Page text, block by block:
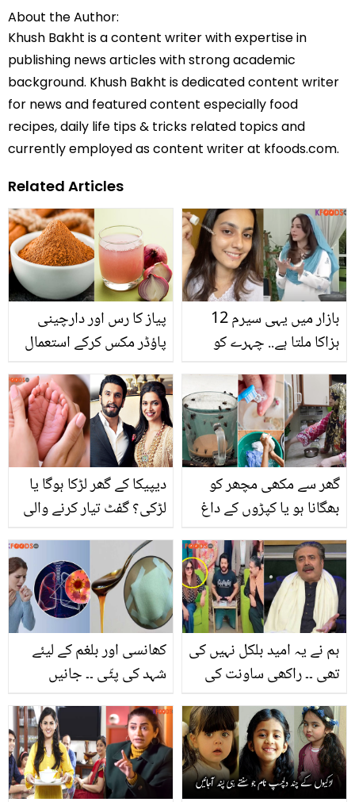
About the Author:
Khush Bakht is a content writer with expertise in
publishing news articles with strong academic
background. Khush Bakht is dedicated content writer
for news and featured content especially food
recipes, daily life tips & tricks related topics and
currently employed as content writer at kfoods.com.
Related Articles
پیاز کا رس اور دارچینی
پاؤڈر مکس کرکے استعمال
کرنے سے کیا ہوتا ہے؟ جان
کر آزمائے بنا رہ نہ پائیں گے
بازار میں یہی سیرم 12
ہزاکا ملتا ہے.. چہرے کو
حسین بنانے کے لئے ڈاکٹر ام
راحیل نے گھر بیٹھے مہنگا
سیرم بنانے کا طریقہ بتادیا
دیپیکا کے گھر لڑکا ہوگا یا
لڑکی؟ گفٹ تیار کرنے والی
کمپنی نے بھانڈا پھوڑ دیا
گھر سے مکھی مچھر کو
بھگانا ہو یا کپڑوں کے داغ
دھبے مٹانا ہو اب ہوا بہت
آسان ۔۔ جانیے ہماری یہ
آزمودہ ٹپس جو کریں ہر
خواتین کی بڑی مشکل
آسان
کھانسی اور بلغم کے لیئے
شہد کی پٹّی ۔۔ جانیں
کھانسی اور پھیپڑوں کی
تکلیف کو ٹھیک کرنے کا یہ
انوکھا طریقہ کیا ہے؟
ہم نے یہ امید بلکل نہیں کی
تھی ۔۔ راکھی ساونت کی
آفتاب اقبال کے شو میں
آمد، مداحوں کا ردعمل کیا
تھا؟